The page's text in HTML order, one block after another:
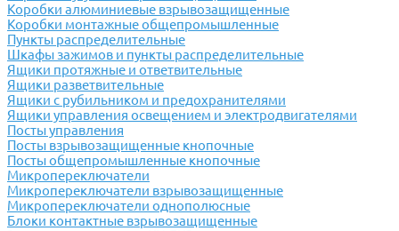
Коробки алюминиевые взрывозащищенные
Коробки монтажные общепромышленные
Пункты распределительные
Шкафы зажимов и пункты распределительные
Ящики протяжные и ответвительные
Ящики разветвительные
Ящики с рубильником и предохранителями
Ящики управления освещением и электродвигателями
Посты управления
Посты взрывозащищенные кнопочные
Посты общепромышленные кнопочные
Микропереключатели
Микропереключатели взрывозащищенные
Микропереключатели однополюсные
Блоки контактные взрывозащищенные